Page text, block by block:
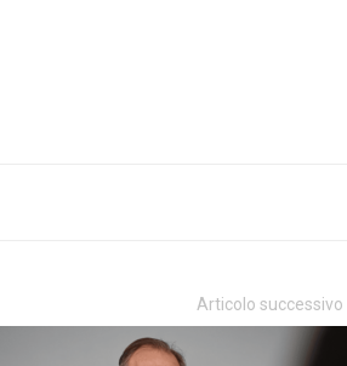
Articolo successivo